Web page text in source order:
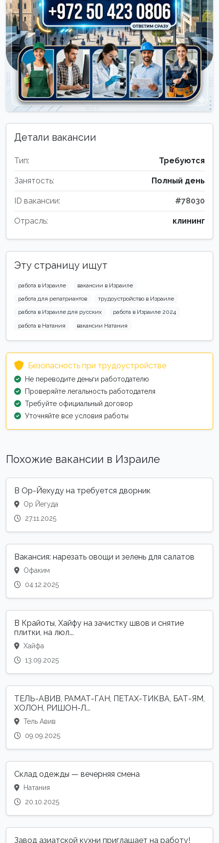
Детали вакансии
Тип: Требуются
Занятость: Полный день
ID вакансии: #78030
Отрасль: клининг
Эту страницу ищут
работа в Израиле
вакансии в Израиле
работа для репатриантов
трудоустройство в Израиле
работа в Израиле для русских
работа в Израиле 2024
работа в Натания
вакансии Натания
Безопасность при трудоустройстве
Не переводите деньги работодателю
Проверяйте легальность работодателя
Требуйте официальный договор
Уточняйте все условия работы
Похожие вакансии в Израиле
В Ор-Йехуду на требуется дворник
Ор Йегуда
27.11.2025
Вакансия: нарезать овощи и зелень для салатов
Офаким
04.12.2025
В Крайоты, Хайфу на зачистку швов и снятие
плитки, на люл...
Хайфа
13.09.2025
ТЕЛЬ-АВИВ, РАМАТ-ГАН, ПЕТАХ-ТИКВА, БАТ-ЯМ,
ХОЛОН, РИШОН-Л...
Тель Авив
09.09.2025
Склад одежды — вечерняя смена
Натания
20.10.2025
Завод азиатской кухни приглашает на работу!